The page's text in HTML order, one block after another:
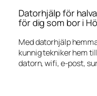
Datorhjälp för
för dig som bor i
Med datorhjälp
kunnig tekniker hem
datorn, wifi, e-post,